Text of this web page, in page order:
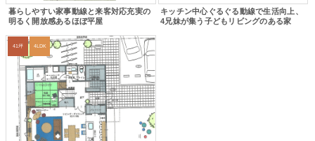
暮らしやすい家事動線と来客対応充実の
明るく開放感あるほぼ平屋
キッチン中心ぐるぐる動線で生活向上、
4兄妹が集う子どもリビングのある家
41坪 4LDK